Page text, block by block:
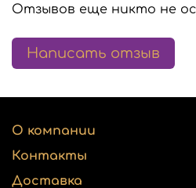
Отзывов еще никто не
Написать отзыв
О компании
Контакты
Доставка